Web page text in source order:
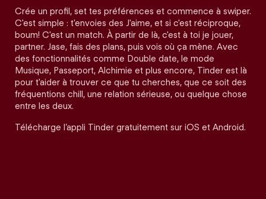
Crée un profil, set tes préférences et commence à swiper.
C'est simple : t'envoies des J'aime, et si c'est réciproque,
boum! C'est un match. À partir de là, c'est à toi je jouer,
partner. Jase, fais des plans, puis vois où ça mène. Avec
des fonctionnalités comme Double date, le mode
Musique, Passeport, Alchimie et plus encore, Tinder est là
pour t'aider à trouver ce que tu cherches, que ce soit des
fréquentions chill, une relation sérieuse, ou quelque chose
entre les deux.
Télécharge l’appli Tinder gratuitement sur iOS et Android.